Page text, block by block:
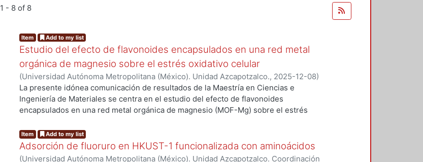
1 - 8 of 8
Item Add to my list
Estudio del efecto de flavonoides encapsulados en una red metal
orgánica de magnesio sobre el estrés oxidativo celular
(Universidad Autónoma Metropolitana (México). Unidad Azcapotzalco., 2025-12-08)
Mora Vargas, Etnia Valeria
La presente idónea comunicación de resultados de la Maestría en Ciencias e
Ingeniería de Materiales se centra en el estudio del efecto de flavonoides
encapsulados en una red metal orgánica de magnesio (MOF-Mg) sobre el estrés
oxígeno (ROS), lo que conduce a daños en biomoléculas y contribuye al desarrollo
de diversas enfermedades, como las cardiovasculares, el cáncer y las
neurodegenerativas. Los flavonoides (Flv), específicamente la quercetina (Quer) y
Item Add to my list
Adsorción de fluoruro en HKUST-1 funcionalizada con aminoácidos
(Universidad Autónoma Metropolitana (México). Unidad Azcapotzalco. Coordinación